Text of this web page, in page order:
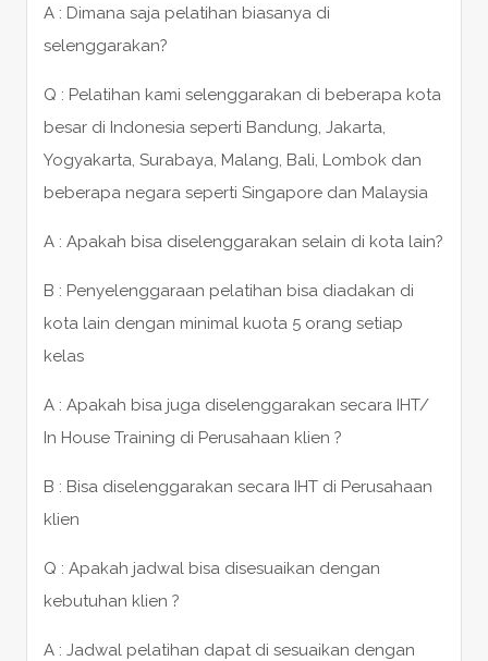
A : Dimana saja pelatihan biasanya di
selenggarakan?
Q : Pelatihan kami selenggarakan di beberapa kota
besar di Indonesia seperti Bandung, Jakarta,
Yogyakarta, Surabaya, Malang, Bali, Lombok dan
beberapa negara seperti Singapore dan Malaysia
A : Apakah bisa diselenggarakan selain di kota lain?
B : Penyelenggaraan pelatihan bisa diadakan di
kota lain dengan minimal kuota 5 orang setiap
kelas
A : Apakah bisa juga diselenggarakan secara IHT/
In House Training di Perusahaan klien ?
B : Bisa diselenggarakan secara IHT di Perusahaan
klien
Q : Apakah jadwal bisa disesuaikan dengan
kebutuhan klien ?
A : Jadwal pelatihan dapat di sesuaikan dengan